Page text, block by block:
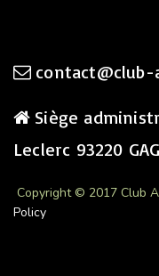
contact@club-
Siège
Leclerc 93220
Copyright © 2017 Club
Policy